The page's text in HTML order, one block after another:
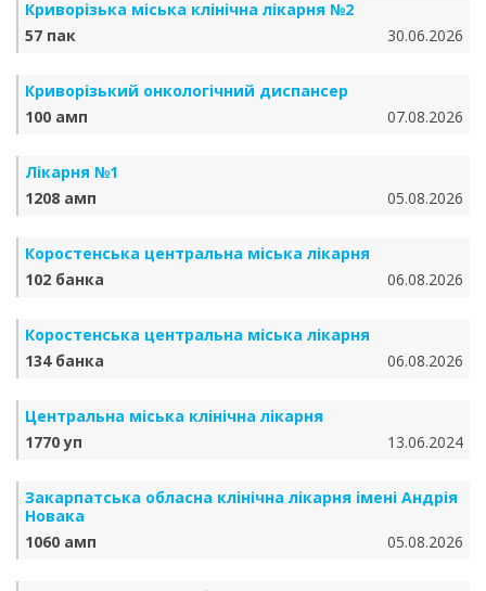
Криворізька міська клінічна лікарня №2
57 пак
30.06.2026
Криворізький онкологічний диспансер
100 амп
07.08.2026
Лікарня №1
1208 амп
05.08.2026
Коростенська центральна міська лікарня
102 банка
06.08.2026
Коростенська центральна міська лікарня
134 банка
06.08.2026
Центральна міська клінічна лікарня
1770 уп
13.06.2024
Закарпатська обласна клінічна лікарня імені Андрія
Новака
1060 амп
05.08.2026